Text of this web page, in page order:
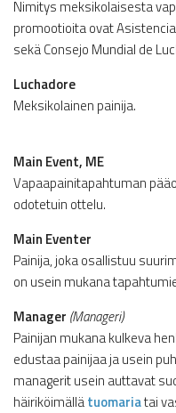
Nimitys meksikolaisesta
promootioita ovat
sekä Consejo Mundial de
Luchadore
Meksikolainen painija.
Main Event, ME
Vapaapainitapahtuman
odotetuin ottelu.
Main Eventer
Painija, joka osallistuu
on usein mukana
Manager (Manageri)
Painijan mukana kulkeva
edustaa painijaa ja usein
managerit usein auttavat
häiriköimällätuomariatai